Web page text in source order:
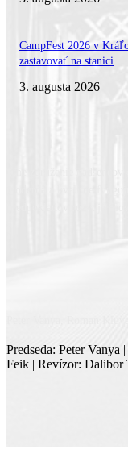
CampFest 2026 v
zastavovať na stanici
3. augusta 2026
Predseda: Peter
Feik | Revízor: Dalibor